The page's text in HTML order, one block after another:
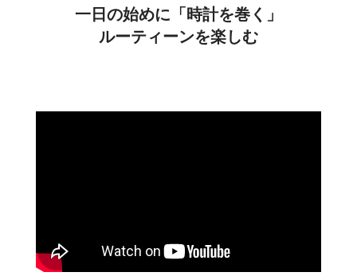
一日の始めに「時計を巻く」
ルーティーンを楽しむ